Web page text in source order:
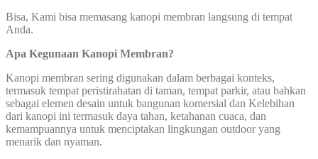
Bisa, Kami bisa memasang kanopi membran langsung di tempat
Anda.
Apa Kegunaan Kanopi Membran?
Kanopi membran sering digunakan dalam berbagai konteks,
termasuk tempat peristirahatan di taman, tempat parkir, atau bahkan
sebagai elemen desain untuk bangunan komersial dan Kelebihan
dari kanopi ini termasuk daya tahan, ketahanan cuaca, dan
kemampuannya untuk menciptakan lingkungan outdoor yang
menarik dan nyaman.